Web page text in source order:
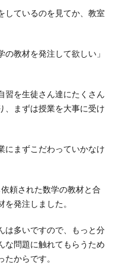
しているのを見てか、教室
の教材を発注して欲しい」
習を生徒さん達にたくさん
、まずは授業を大事に受け
にまずこだわっていかなけ
頼された数学の教材と合
発注しました。
は多いですので、もっと分
な問題に触れてもらうため
からです。